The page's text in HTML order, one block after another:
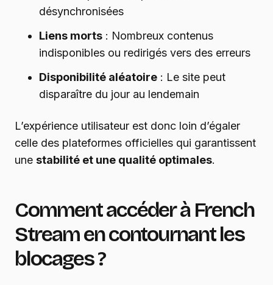
désynchronisées
Liens morts : Nombreux contenus
indisponibles ou redirigés vers des erreurs
Disponibilité aléatoire : Le site peut
disparaître du jour au lendemain
L’expérience utilisateur est donc loin d’égaler
celle des plateformes officielles qui garantissent
une stabilité et une qualité optimales.
Comment accéder à French
Stream en contournant les
blocages ?